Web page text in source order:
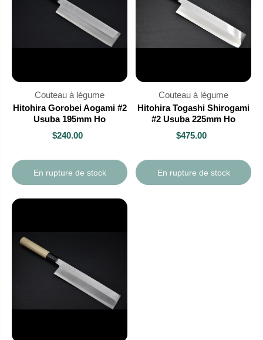
Couteau à légume
Hitohira Gorobei Aogami #2
Usuba 195mm Ho
$240.00
En rupture de stock
Couteau à légume
Hitohira Togashi Shirogami
#2 Usuba 225mm Ho
$475.00
En rupture de stock